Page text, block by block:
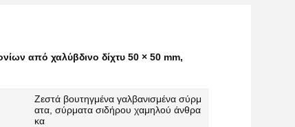
από χαλύβδινο δίχτυ 50 × 50 mm,
Ζεστά βουτηγμένα γαλβανισμένα σύρμ
ατα, σύρματα σιδήρου χαμηλού άνθρα
κα